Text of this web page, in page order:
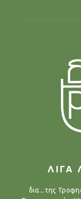
ΛΙΓΑ
δια...της